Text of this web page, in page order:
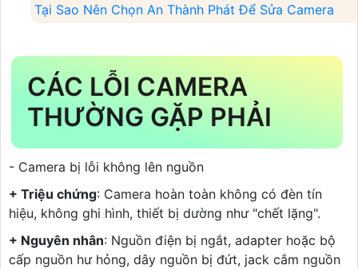
Tại Sao Nên Chọn An Thành Phát Để Sửa Camera
CÁC LỖI CAMERA
THƯỜNG GẶP PHẢI
- Camera bị lỗi không lên nguồn
+ Triệu chứng: Camera hoàn toàn không có đèn tín
hiệu, không ghi hình, thiết bị dường như "chết lặng".
+ Nguyên nhân: Nguồn điện bị ngắt, adapter hoặc bộ
cấp nguồn hư hỏng, dây nguồn bị đứt, jack cắm nguồn